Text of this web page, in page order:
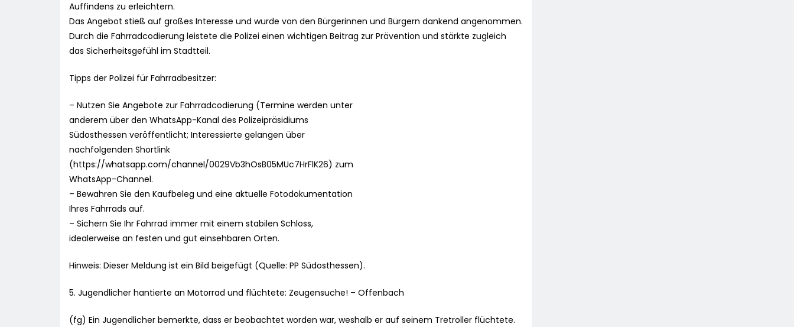
Auffindens zu erleichtern.
Das Angebot stieß auf großes Interesse und wurde von den Bürgerinnen und Bürgern dankend angenommen.
Durch die Fahrradcodierung leistete die Polizei einen wichtigen Beitrag zur Prävention und stärkte zugleich
das Sicherheitsgefühl im Stadtteil.
Tipps der Polizei für Fahrradbesitzer:
– Nutzen Sie Angebote zur Fahrradcodierung (Termine werden unter
anderem über den WhatsApp-Kanal des Polizeipräsidiums
Südosthessen veröffentlicht; Interessierte gelangen über
nachfolgenden Shortlink
(https://whatsapp.com/channel/0029Vb3hOsB05MUc7HrFlK26) zum
WhatsApp-Channel.
– Bewahren Sie den Kaufbeleg und eine aktuelle Fotodokumentation
Ihres Fahrrads auf.
– Sichern Sie Ihr Fahrrad immer mit einem stabilen Schloss,
idealerweise an festen und gut einsehbaren Orten.
Hinweis: Dieser Meldung ist ein Bild beigefügt (Quelle: PP Südosthessen).
5. Jugendlicher hantierte an Motorrad und flüchtete: Zeugensuche! – Offenbach
(fg) Ein Jugendlicher bemerkte, dass er beobachtet worden war, weshalb er auf seinem Tretroller flüchtete.